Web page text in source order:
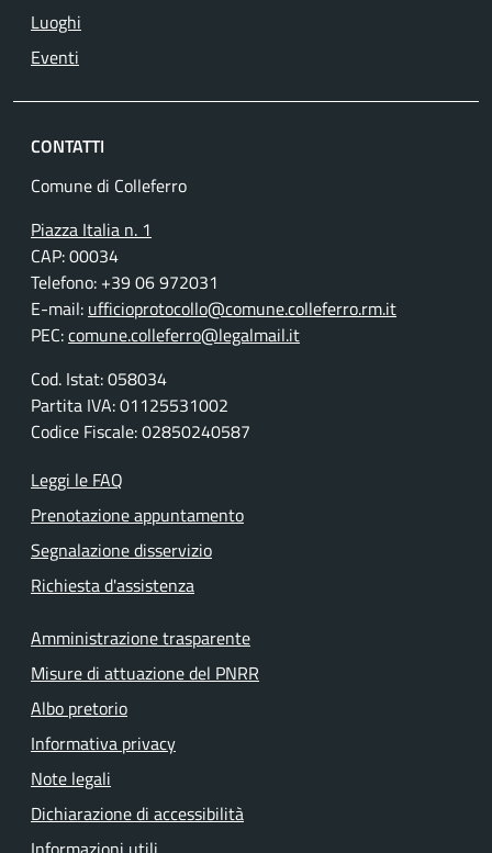
Luoghi
Eventi
CONTATTI
Comune di Colleferro
Piazza Italia n. 1
CAP: 00034
Telefono: +39 06 972031
E-mail: ufficioprotocollo@comune.colleferro.rm.it
PEC:comune.colleferro@legalmail.it
Cod. Istat: 058034
Partita IVA: 01125531002
Codice Fiscale: 02850240587
Leggi le FAQ
Prenotazione appuntamento
Segnalazione disservizio
Richiesta d'assistenza
Amministrazione trasparente
Misure di attuazione del PNRR
Albo pretorio
Informativa privacy
Note legali
Dichiarazione di accessibilità